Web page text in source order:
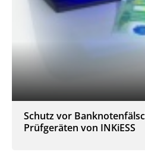
Schutz vor
Prüfgeräten von INKiESS